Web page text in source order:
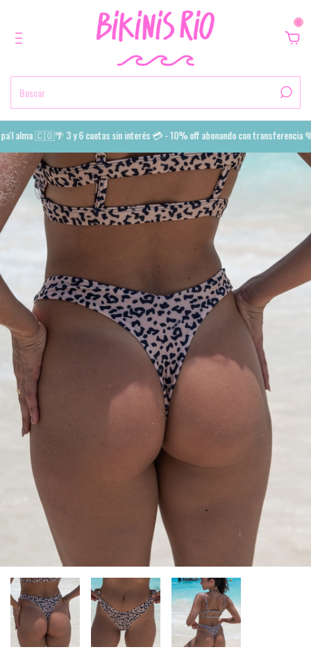
0
alma 🇨🇴🌴 3 y 6 cuotas sin interés 💳 - 10% off abonando con transferencia